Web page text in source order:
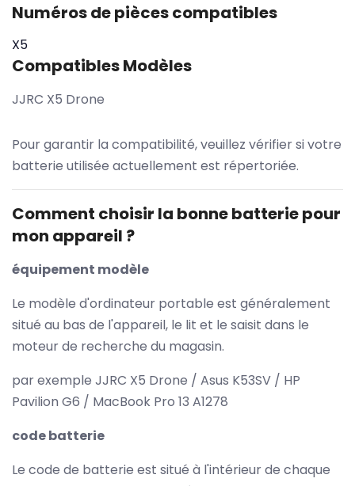
Numéros de pièces compatibles
X5
Compatibles Modèles
JJRC X5 Drone
Pour garantir la compatibilité, veuillez vérifier si votre
batterie utilisée actuellement est répertoriée.
Comment choisir la bonne batterie pour
mon appareil ?
équipement modèle
Le modèle d'ordinateur portable est généralement
situé au bas de l'appareil, le lit et le saisit dans le
moteur de recherche du magasin.
par exemple JJRC X5 Drone / Asus K53SV / HP
Pavilion G6 / MacBook Pro 13 A1278
code batterie
Le code de batterie est situé à l'intérieur de chaque